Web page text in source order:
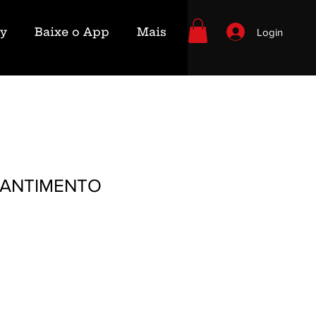
Baixe o App Mais Login